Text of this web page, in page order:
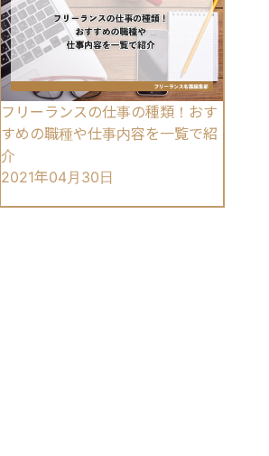
フリーランスの仕事の種類！おす
すめの職種や仕事内容を一覧で紹
介
2021年04月30日